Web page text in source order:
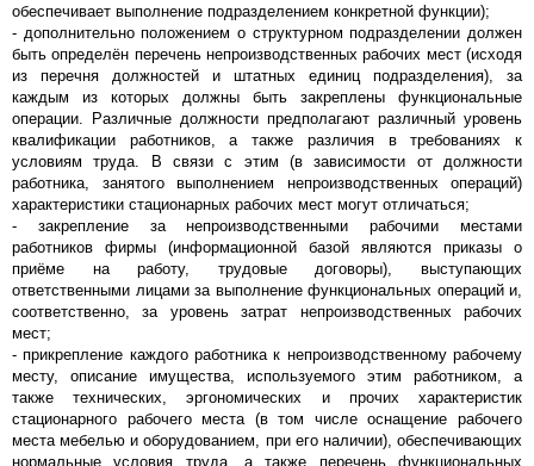
обеспечивает выполнение подразделением конкретной функции);
- дополнительно положением о структурном подразделении должен
быть определён перечень непроизводственных рабочих мест (исходя
из перечня должностей и штатных единиц подразделения), за
каждым из которых должны быть закреплены функциональные
операции. Различные должности предполагают различный уровень
квалификации работников, а также различия в требованиях к
условиям труда. В связи с этим (в зависимости от должности
работника, занятого выполнением непроизводственных операций)
характеристики стационарных рабочих мест могут отличаться;
- закрепление за непроизводственными рабочими местами
работников фирмы (информационной базой являются приказы о
приёме на работу, трудовые договоры), выступающих
ответственными лицами за выполнение функциональных операций и,
соответственно, за уровень затрат непроизводственных рабочих
мест;
- прикрепление каждого работника к непроизводственному рабочему
месту, описание имущества, используемого этим работником, а
также технических, эргономических и прочих характеристик
стационарного рабочего места (в том числе оснащение рабочего
места мебелью и оборудованием, при его наличии), обеспечивающих
нормальные условия труда, а также перечень функциональных